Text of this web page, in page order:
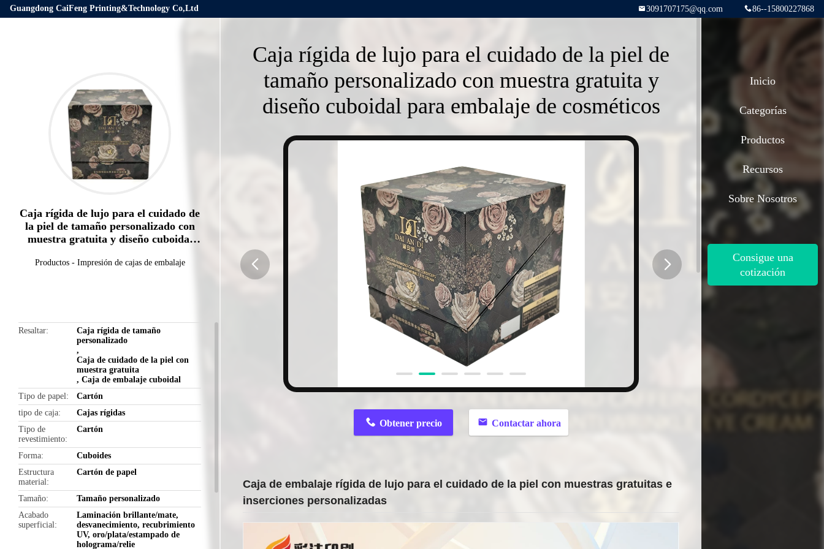
Guangdong CaiFeng Printing&Technology Co,Ltd 86--15800227868
3091707175@qq.com
Caja rígida de lujo para el cuidado de
la piel de tamaño personalizado con
muestra gratuita y diseño cuboidal
Productos- Impresión de cajas de embalaje
Resaltar
Caja rígida de tamaño
personalizado
,
Caja de cuidado de la piel con
muestra gratuita
,Caja de embalaje cuboidal
Tipo de papel
Cartón
tipo de caja
Cajas rígidas
Tipo de
revestimiento
Cartón
Forma
Cuboides
Estructura
material
Cartón de papel
Tamaño
Tamaño personalizado
Acabado
superficial
Laminación brillante/mate,
desvanecimiento, recubrimiento
UV, oro/plata/estampado de
holograma/relie
Caja rígida de lujo para el cuidado de la piel de
tamaño personalizado con muestra gratuita y
diseño cuboidal para embalaje de cosméticos
Obtener precio Contactar ahora
Caja de embalaje rígida de lujo para el cuidado de la piel con muestras gratuitas e
inserciones personalizadas
Inicio
Categorías
Productos
Recursos
Sobre Nosotros
Consigue una
cotización